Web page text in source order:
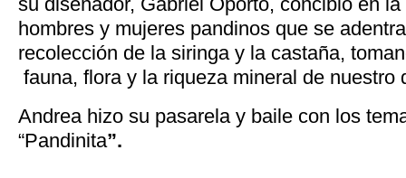
hombres y mujeres pandinos que se
recolección de la siringa y la castaña,
fauna, flora y la riqueza mineral de nuestro
Andrea hizo su pasarela y baile con los
“Pandinita”.